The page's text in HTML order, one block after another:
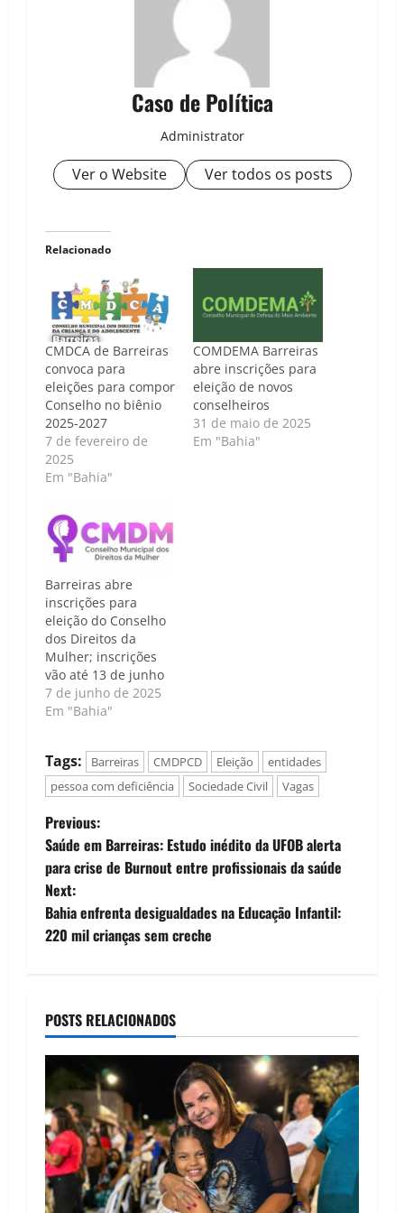
Caso de Política
Administrator
Ver o Website Ver todos os posts
Relacionado
CMDCA de Barreiras
convoca para
eleições para compor
Conselho no biênio
2025-2027
7 de fevereiro de
2025
Em "Bahia"
COMDEMA Barreiras
abre inscrições para
eleição de novos
conselheiros
31 de maio de 2025
Em "Bahia"
Barreiras abre
inscrições para
eleição do Conselho
dos Direitos da
Mulher; inscrições
vão até 13 de junho
7 de junho de 2025
Em "Bahia"
Tags: Barreiras CMDPCD Eleição
entidades
pessoa com deficiência
Sociedade Civil Vagas
P
o
s
t
a
v
i
g
a
Previous:
Saúde em Barreiras: Estudo inédito da UFOB alerta
para crise de Burnout entre profissionais da saúde
Next:
Bahia enfrenta desigualdades na Educação Infantil:
220 mil crianças sem creche
POSTS RELACIONADOS